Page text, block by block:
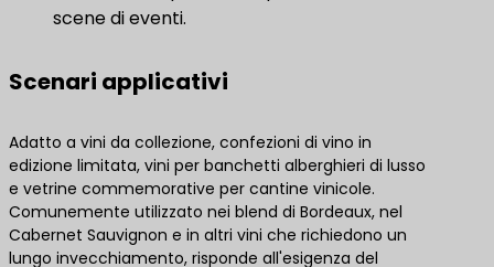
scene di eventi.
Scenari applicativi
Adatto a vini da collezione, confezioni di vino in
edizione limitata, vini per banchetti alberghieri di lusso
e vetrine commemorative per cantine vinicole.
Comunemente utilizzato nei blend di Bordeaux, nel
Cabernet Sauvignon e in altri vini che richiedono un
lungo invecchiamento, risponde all'esigenza del